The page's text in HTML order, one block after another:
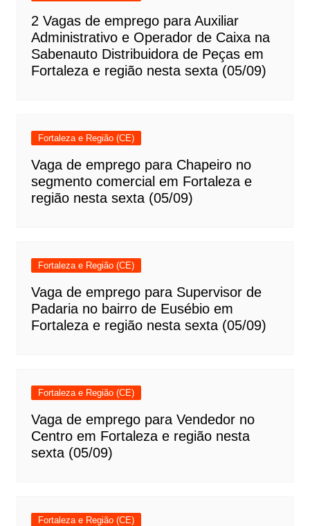
2 Vagas de emprego para Auxiliar
Administrativo e Operador de Caixa na
Sabenauto Distribuidora de Peças em
Fortaleza e região nesta sexta (05/09)
Fortaleza e Região (CE)
Vaga de emprego para Chapeiro no
segmento comercial em Fortaleza e
região nesta sexta (05/09)
Fortaleza e Região (CE)
Vaga de emprego para Supervisor de
Padaria no bairro de Eusébio em
Fortaleza e região nesta sexta (05/09)
Fortaleza e Região (CE)
Vaga de emprego para Vendedor no
Centro em Fortaleza e região nesta
sexta (05/09)
Fortaleza e Região (CE)